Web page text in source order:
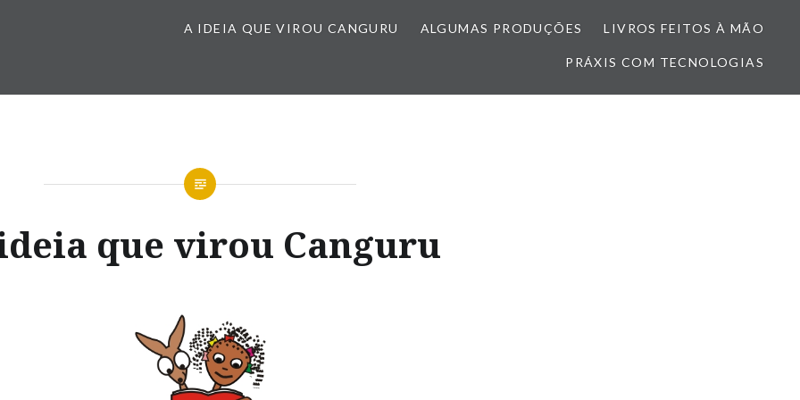
A IDEIA QUE VIROU CANGURU ALGUMAS PRODUÇÕES LIVROS FEITOS À MÃO
PRÁXIS COM TECNOLOGIAS
que virou Canguru